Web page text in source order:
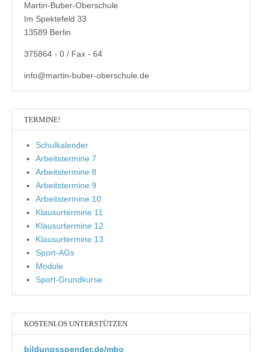
Martin-Buber-Oberschule
Im Spektefeld 33
13589 Berlin
375864 - 0 / Fax - 64
info@martin-buber-oberschule.de
TERMINE!
Schulkalender
Arbeitstermine 7
Arbeitstermine 8
Arbeitstermine 9
Arbeitstermine 10
Klausurtermine 11
Klausurtermine 12
Klausurtermine 13
Sport-AGs
Module
Sport-Grundkurse
KOSTENLOS UNTERSTÜTZEN
bildungsspender.de/mbo